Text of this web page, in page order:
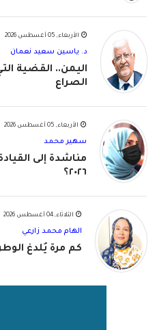
الأربعاء, 05 أغسطس 2026
د. ياسين سعيد نعمان
اليمن.. القضية
الصراع
الأربعاء, 05 أغسطس 2026
سهير محمد
مناشدة إلى
٢٠٢٦؟
الثلاثاء, 04 أغسطس 2026
الهام محمد زارعي
كم مرة يُلدغ الوطن؟